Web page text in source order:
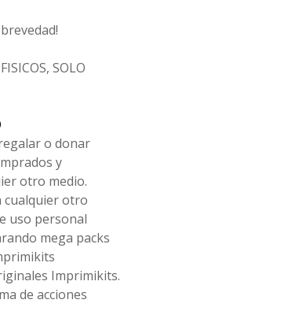
SOLO
o donar
y
otro medio.
cualquier otro
uso personal
mega packs
Imprimikits.
de acciones